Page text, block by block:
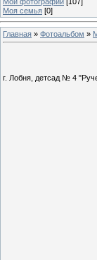
Моя семья [0]
Главная » Фотоальбом »
г. Лобня, детсад № 4